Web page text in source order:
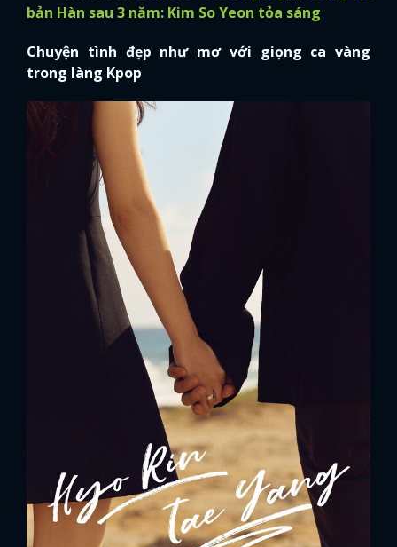
bản Hàn sau 3 năm: Kim So Yeon tỏa sáng
Chuyện tình đẹp như mơ với giọng ca vàng
trong làng Kpop